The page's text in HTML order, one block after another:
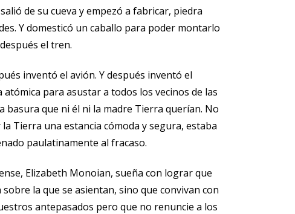
de su cueva y empezó a fabricar, piedra
Y domesticó un caballo para poder montarlo
el tren.
inventó el avión. Y después inventó el
para asustar a todos los vecinos de las
que ni él ni la madre Tierra querían. No
Tierra una estancia cómoda y segura, estaba
paulatinamente al fracaso.
Elizabeth Monoian, sueña con lograr que
la que se asientan, sino que convivan con
antepasados pero que no renuncie a los